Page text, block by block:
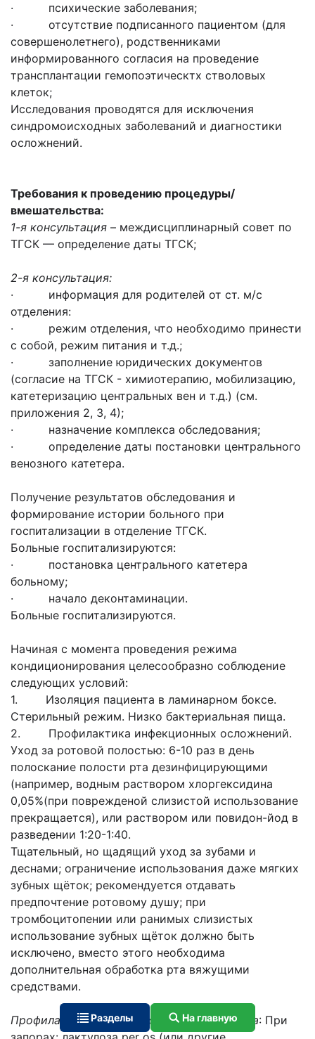
· психические заболевания;
· отсутствие подписанного пациентом (для
совершенолетнего), родственниками
информированного согласия на проведение
трансплантации гемопоэтическтх стволовых
клеток;
Исследования проводятся для исключения
синдромоисходных заболеваний и диагностики
осложнений.
Требования к проведению процедуры/
вмешательства:
1-я консультация – междисциплинарный совет по
ТГСК — определение даты ТГСК;
2-я консультация:
· информация для родителей от ст. м/с
отделения:
· режим отделения, что необходимо принести
с собой, режим питания и т.д.;
· заполнение юридических документов
(согласие на ТГСК - химиотерапию, мобилизацию,
катетеризацию центральных вен и т.д.) (см.
приложения 2, 3, 4);
· назначение комплекса обследования;
· определение даты постановки центрального
венозного катетера.
Получение результатов обследования и
формирование истории больного при
госпитализации в отделение ТГСК.
Больные госпитализируются:
· постановка центрального катетера
больному;
· начало деконтаминации.
Больные госпитализируются.
Начиная с момента проведения режима
кондиционирования целесообразно соблюдение
следующих условий:
1. Изоляция пациента в ламинарном боксе.
Стерильный режим. Низко бактериальная пища.
2. Профилактика инфекционных осложнений.
Уход за ротовой полостью: 6-10 раз в день
полоскание полости рта дезинфицирующими
(например, водным раствором хлоргексидина
0,05%(при поврежденой слизистой использование
прекращается), или раствором или повидон-йод в
разведении 1:20-1:40.
Тщательный, но щадящий уход за зубами и
деснами; ограничение использования даже мягких
зубных щёток; рекомендуется отдавать
предпочтение ротовому душу; при
тромбоцитопении или ранимых слизистых
использование зубных щёток должно быть
исключено, вместо этого необходима
дополнительная обработка рта вяжущими
средствами.
Профилактика запоров и пареза кишечника: При
Разделы На главную